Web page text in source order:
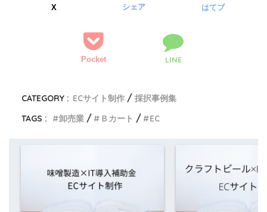
X シェア はてブ
Pocket LINE
CATEGORY : ECサイト制作
採択事例集
TAGS :
卸売業 Ｂカート EC